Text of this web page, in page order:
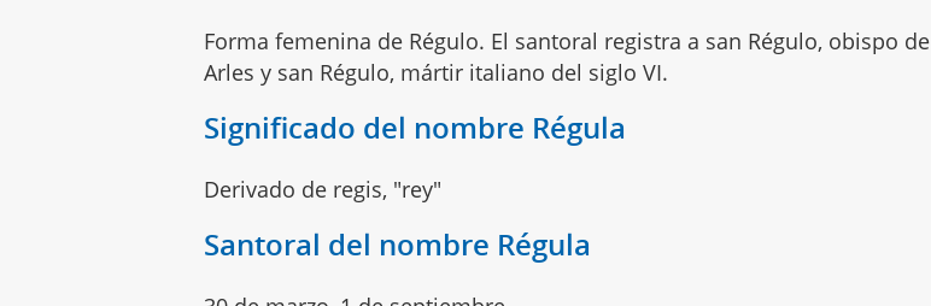
Forma femenina de Régulo. El santoral registra a san Régulo, obispo de
Arles y san Régulo, mártir italiano del siglo VI.
Significado del nombre Régula
Derivado de regis, "rey"
Santoral del nombre Régula